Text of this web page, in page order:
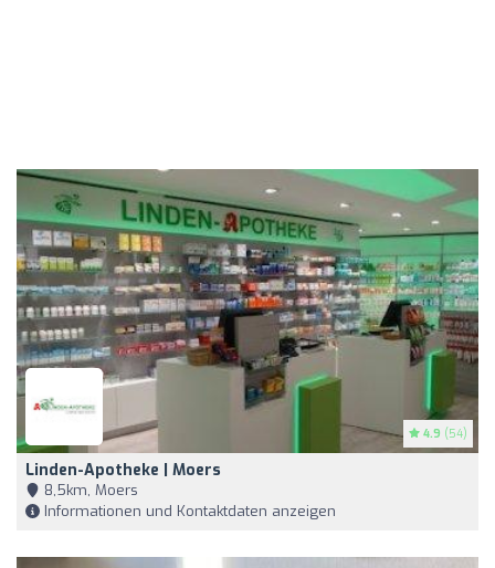
4.9 (54)
Linden-Apotheke | Moers
8,5km, Moers
Informationen und Kontaktdaten anzeigen